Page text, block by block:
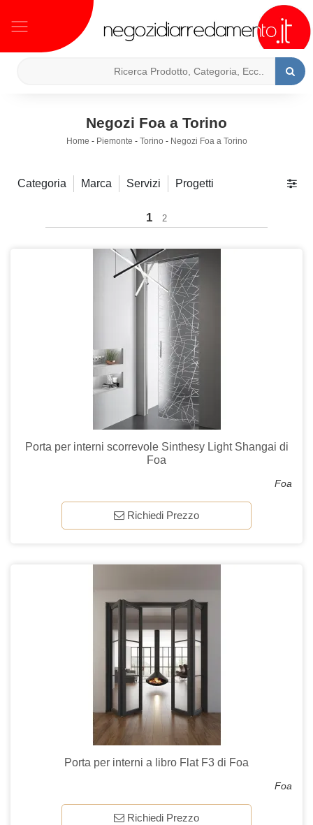
Negozi Foa a Torino
Home - Piemonte - Torino - Negozi Foa a Torino
Categoria Marca Servizi Progetti
1 2
Porta per interni scorrevole Sinthesy Light Shangai di
Foa
Foa
Richiedi Prezzo
Porta per interni a libro Flat F3 di Foa
Foa
Richiedi Prezzo